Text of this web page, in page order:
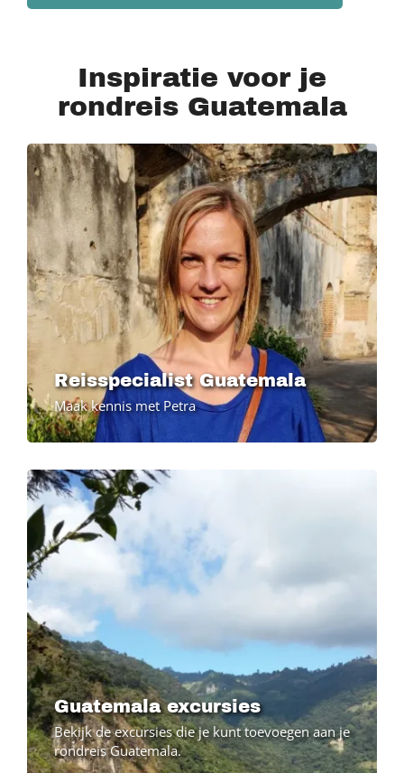
Inspiratie voor je
rondreis Guatemala
Reisspecialist Guatemala
Maak kennis met Petra
Guatemala excursies
Bekijk de excursies die je kunt toevoegen aan je
rondreis Guatemala.